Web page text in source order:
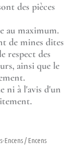
Encens/ Encens
des pièces
au maximum.
de mines dites
respect des
ainsi que le
ni à l'avis d'un